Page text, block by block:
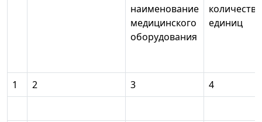
наименование
медицинского
оборудования
количество
единиц
1 2 3 4